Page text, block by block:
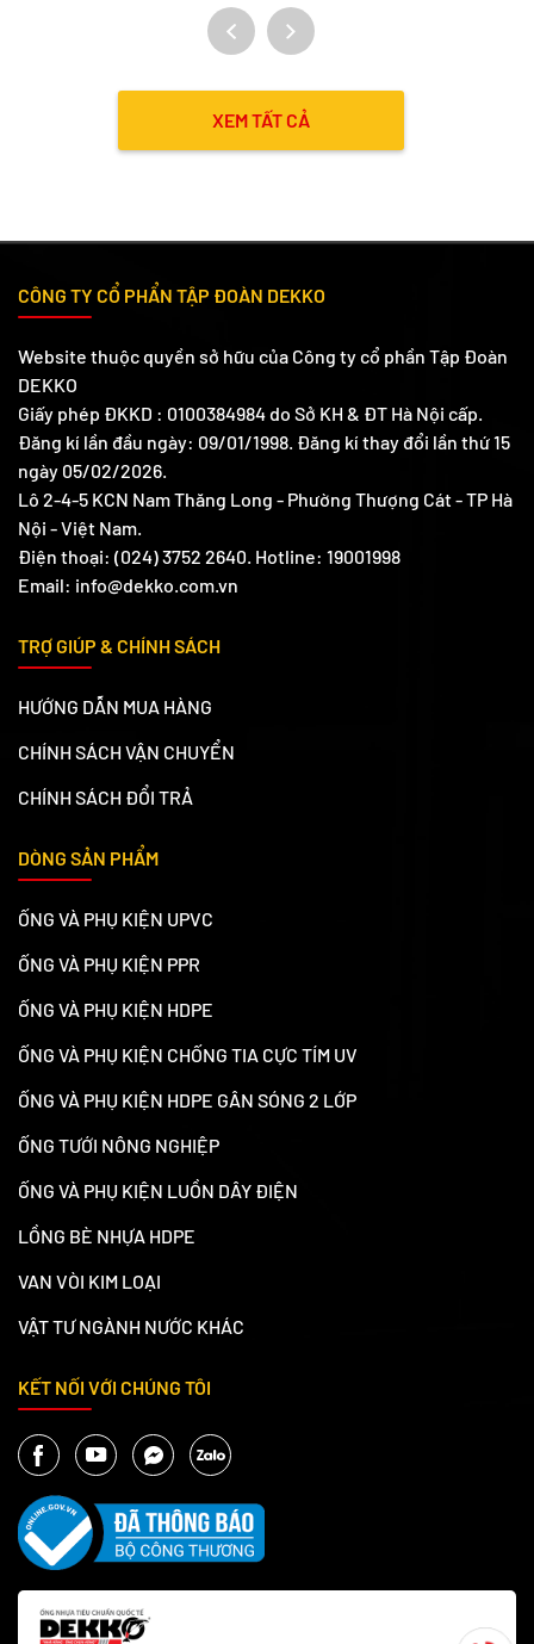
vệ chất lượng nước và tăng
khấu hấp dẫn cho đại lý và
công trình.
XEM TẤT CẢ
CÔNG TY CỔ PHẨN TẬP ĐOÀN DEKKO
Website thuộc quyền sở hữu của Công ty cổ phần Tập Đoàn
DEKKO
Giấy phép ĐKKD : 0100384984 do Sở KH & ĐT Hà Nội cấp.
Đăng kí lần đầu ngày: 09/01/1998. Đăng kí thay đổi lần thứ 15
ngày 05/02/2026.
Lô 2-4-5 KCN Nam Thăng Long - Phường Thượng Cát - TP Hà
Nội - Việt Nam.
Điện thoại: (024) 3752 2640. Hotline: 19001998
Email: info@dekko.com.vn
TRỢ GIÚP & CHÍNH SÁCH
HƯỚNG DẪN MUA HÀNG
CHÍNH SÁCH VẬN CHUYỂN
CHÍNH SÁCH ĐỔI TRẢ
DÒNG SẢN PHẨM
ỐNG VÀ PHỤ KIỆN UPVC
ỐNG VÀ PHỤ KIỆN PPR
ỐNG VÀ PHỤ KIỆN HDPE
ỐNG VÀ PHỤ KIỆN CHỐNG TIA CỰC TÍM UV
ỐNG VÀ PHỤ KIỆN HDPE GÂN SÓNG 2 LỚP
ỐNG TƯỚI NÔNG NGHIỆP
ỐNG VÀ PHỤ KIỆN LUỒN DÂY ĐIỆN
LỒNG BÈ NHỰA HDPE
VAN VÒI KIM LOẠI
VẬT TƯ NGÀNH NƯỚC KHÁC
KẾT NỐI VỚI CHÚNG TÔI